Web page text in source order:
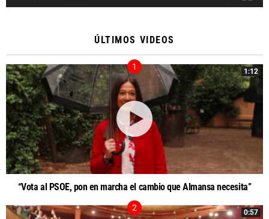
ÚLTIMOS VIDEOS
1:12
“Vota al PSOE, pon en marcha el cambio que Almansa necesita”
0:57